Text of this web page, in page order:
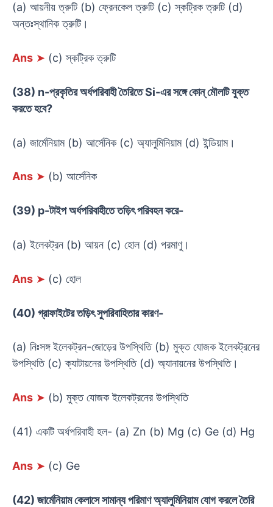
(a) আয়নীয় ত্রুটি (b) ফ্রেনকেল ত্রুটি (c) স্কট্রিক ত্রুটি (d)
অন্তঃস্থানিক ত্রুটি।
Ans ➤ (c) স্কট্রিক ত্রুটি
(38) n-প্রকৃতির অর্ধপরিবাহী তৈরিতে Si-এর সঙ্গে কোন্ মৌলটি যুক্ত
করতে হবে?
(a) জার্মেনিয়াম (b) আর্সেনিক (c) অ্যালুমিনিয়াম (d) ইন্ডিয়াম।
Ans ➤ (b) আর্সেনিক
(39) p-টাইপ অর্ধপরিবাহীতে তড়িৎ পরিবহন করে-
(a) ইলেকট্রন (b) আয়ন (c) হোল (d) পরমাণু।
Ans ➤ (c) হোল
(40) গ্রাফাইটের তড়িৎ সুপরিবাহিতার কারণ-
(a) নিঃসঙ্গ ইলেকট্রন-জোড়ের উপস্থিতি (b) মুক্ত যোজক ইলেকট্রনের
উপস্থিতি (c) ক্যাটায়নের উপস্থিতি (d) অ্যানায়নের উপস্থিতি।
Ans ➤ (b) মুক্ত যোজক ইলেকট্রনের উপস্থিতি
(41) একটি অর্ধপরিবাহী হল- (a) Zn (b) Mg (c) Ge (d) Hg
Ans ➤ (c) Ge
(42) জার্মেনিয়াম কেলাসে সামান্য পরিমাণ অ্যালুমিনিয়াম যোগ করলে তৈরি